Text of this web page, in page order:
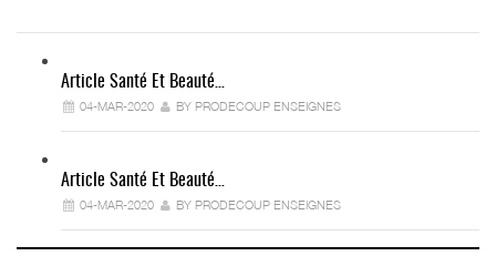
Article Santé Et Beauté…
04-MAR-2020 BY PRODECOUP ENSEIGNES
Article Santé Et Beauté…
04-MAR-2020 BY PRODECOUP ENSEIGNES